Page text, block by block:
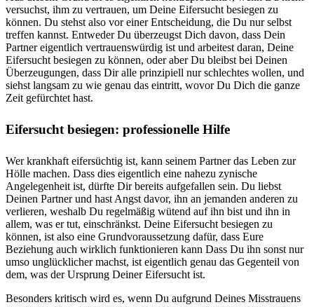
versuchst, ihm zu vertrauen, um Deine Eifersucht besiegen zu
können. Du stehst also vor einer Entscheidung, die Du nur selbst
treffen kannst. Entweder Du überzeugst Dich davon, dass Dein
Partner eigentlich vertrauenswürdig ist und arbeitest daran, Deine
Eifersucht besiegen zu können, oder aber Du bleibst bei Deinen
Überzeugungen, dass Dir alle prinzipiell nur schlechtes wollen, und
siehst langsam zu wie genau das eintritt, wovor Du Dich die ganze
Zeit gefürchtet hast.
Eifersucht besiegen: professionelle Hilfe
Wer krankhaft eifersüchtig ist, kann seinem Partner das Leben zur
Hölle machen. Dass dies eigentlich eine nahezu zynische
Angelegenheit ist, dürfte Dir bereits aufgefallen sein. Du liebst
Deinen Partner und hast Angst davor, ihn an jemanden anderen zu
verlieren, weshalb Du regelmäßig wütend auf ihn bist und ihn in
allem, was er tut, einschränkst. Deine Eifersucht besiegen zu
können, ist also eine Grundvoraussetzung dafür, dass Eure
Beziehung auch wirklich funktionieren kann Dass Du ihn sonst nur
umso unglücklicher machst, ist eigentlich genau das Gegenteil von
dem, was der Ursprung Deiner Eifersucht ist.
Besonders kritisch wird es, wenn Du aufgrund Deines Misstrauens